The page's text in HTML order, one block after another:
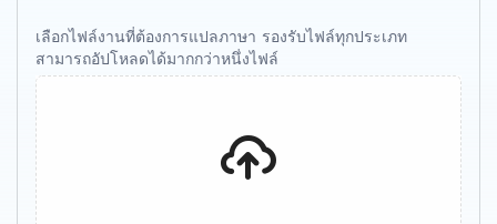
เลือกไฟล์งานที่ต้องการแปลภาษา รองรับไฟล์ทุกประเภท
สามารถอัปโหลดได้มากกว่าหนึ่งไฟล์